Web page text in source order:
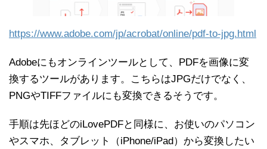
https://www.adobe.com/jp/acrobat/online/pdf-to-jpg.html
Adobeにもオンラインツールとして、PDFを画像に変
換するツールがあります。こちらはJPGだけでなく、
PNGやTIFFファイルにも変換できるそうです。
手順は先ほどのiLovePDFと同様に、お使いのパソコン
やスマホ、タブレット（iPhone/iPad）から変換したい